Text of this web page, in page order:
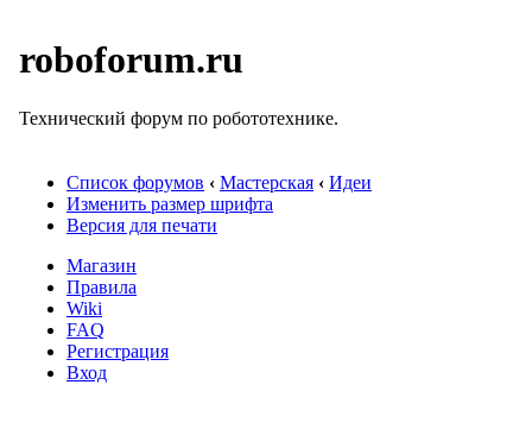
roboforum.ru
Технический форум по робототехнике.
Список форумов ‹ Мастерская ‹ Идеи
Изменить размер шрифта
Версия для печати
Магазин
Правила
Wiki
FAQ
Регистрация
Вход